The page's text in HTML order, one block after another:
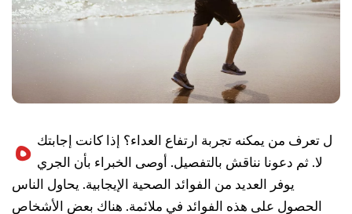
ه ل تعرف من يمكنه تجربة ارتفاع العداء؟ إذا كانت إجابتك
لا. ثم دعونا نناقش بالتفصيل. أوصى الخبراء بأن الجري
يوفر العديد من الفوائد الصحية الإيجابية. يحاول الناس
الحصول على هذه الفوائد في ملائمة. هناك بعض الأشخاص